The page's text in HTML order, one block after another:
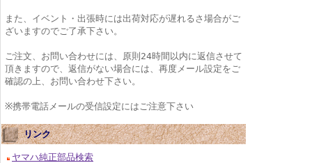
また、イベント・出張時には出荷対応が遅れるさ場合がご
ざいますのでご了承下さい。
ご注文、お問い合わせには、原則24時間以内に返信させて
頂きますので、返信がない場合には、再度メール設定をご
確認の上、お問い合わせ下さい。
※携帯電話メールの受信設定にはご注意下さい
リンク
ヤマハ純正部品検索